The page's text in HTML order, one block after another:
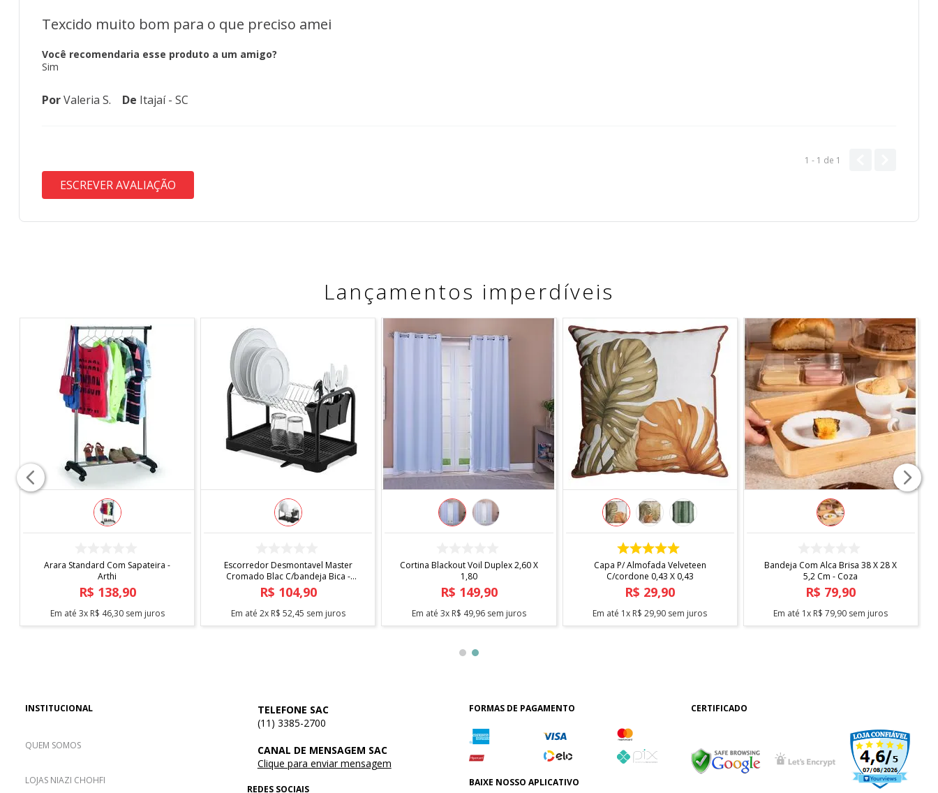
Texcido muito bom para o que preciso amei
Você recomendaria esse produto a um amigo?
Sim
PorValeria S. De Itajaí - SC
1 - 1 de 1
ESCREVER AVALIAÇÃO
Lançamentos imperdíveis
Arara Standard Com Sapateira -
Arthi
R$ 138,90
Em até 3x R$ 46,30sem juros
Escorredor Desmontavel Master
Cromado Blac C/bandeja Bica -
Arthi
R$ 104,90
Em até 2x R$ 52,45 sem juros
Cortina Blackout Voil Duplex 2,60 X
1,80
R$ 149,90
Em até 3x R$ 49,96sem juros
COMPRAR
Capa P/ Almofada Velveteen
C/cordone 0,43 X 0,43
R$ 29,90
Em até 1x R$ 29,90 sem juros
Bandeja Com Alca Brisa 38 X 28 X
5,2 Cm - Coza
R$ 79,90
Em até 1x R$ 79,90 sem juros
INSTITUCIONAL
QUEM SOMOS
LOJAS NIAZI CHOHFI
TELEFONE SAC
(11) 3385-2700
CANAL DE MENSAGEM SAC
Clique para enviar mensagem
REDES SOCIAIS
FORMAS DE PAGAMENTO
BAIXE NOSSO APLICATIVO
CERTIFICADO